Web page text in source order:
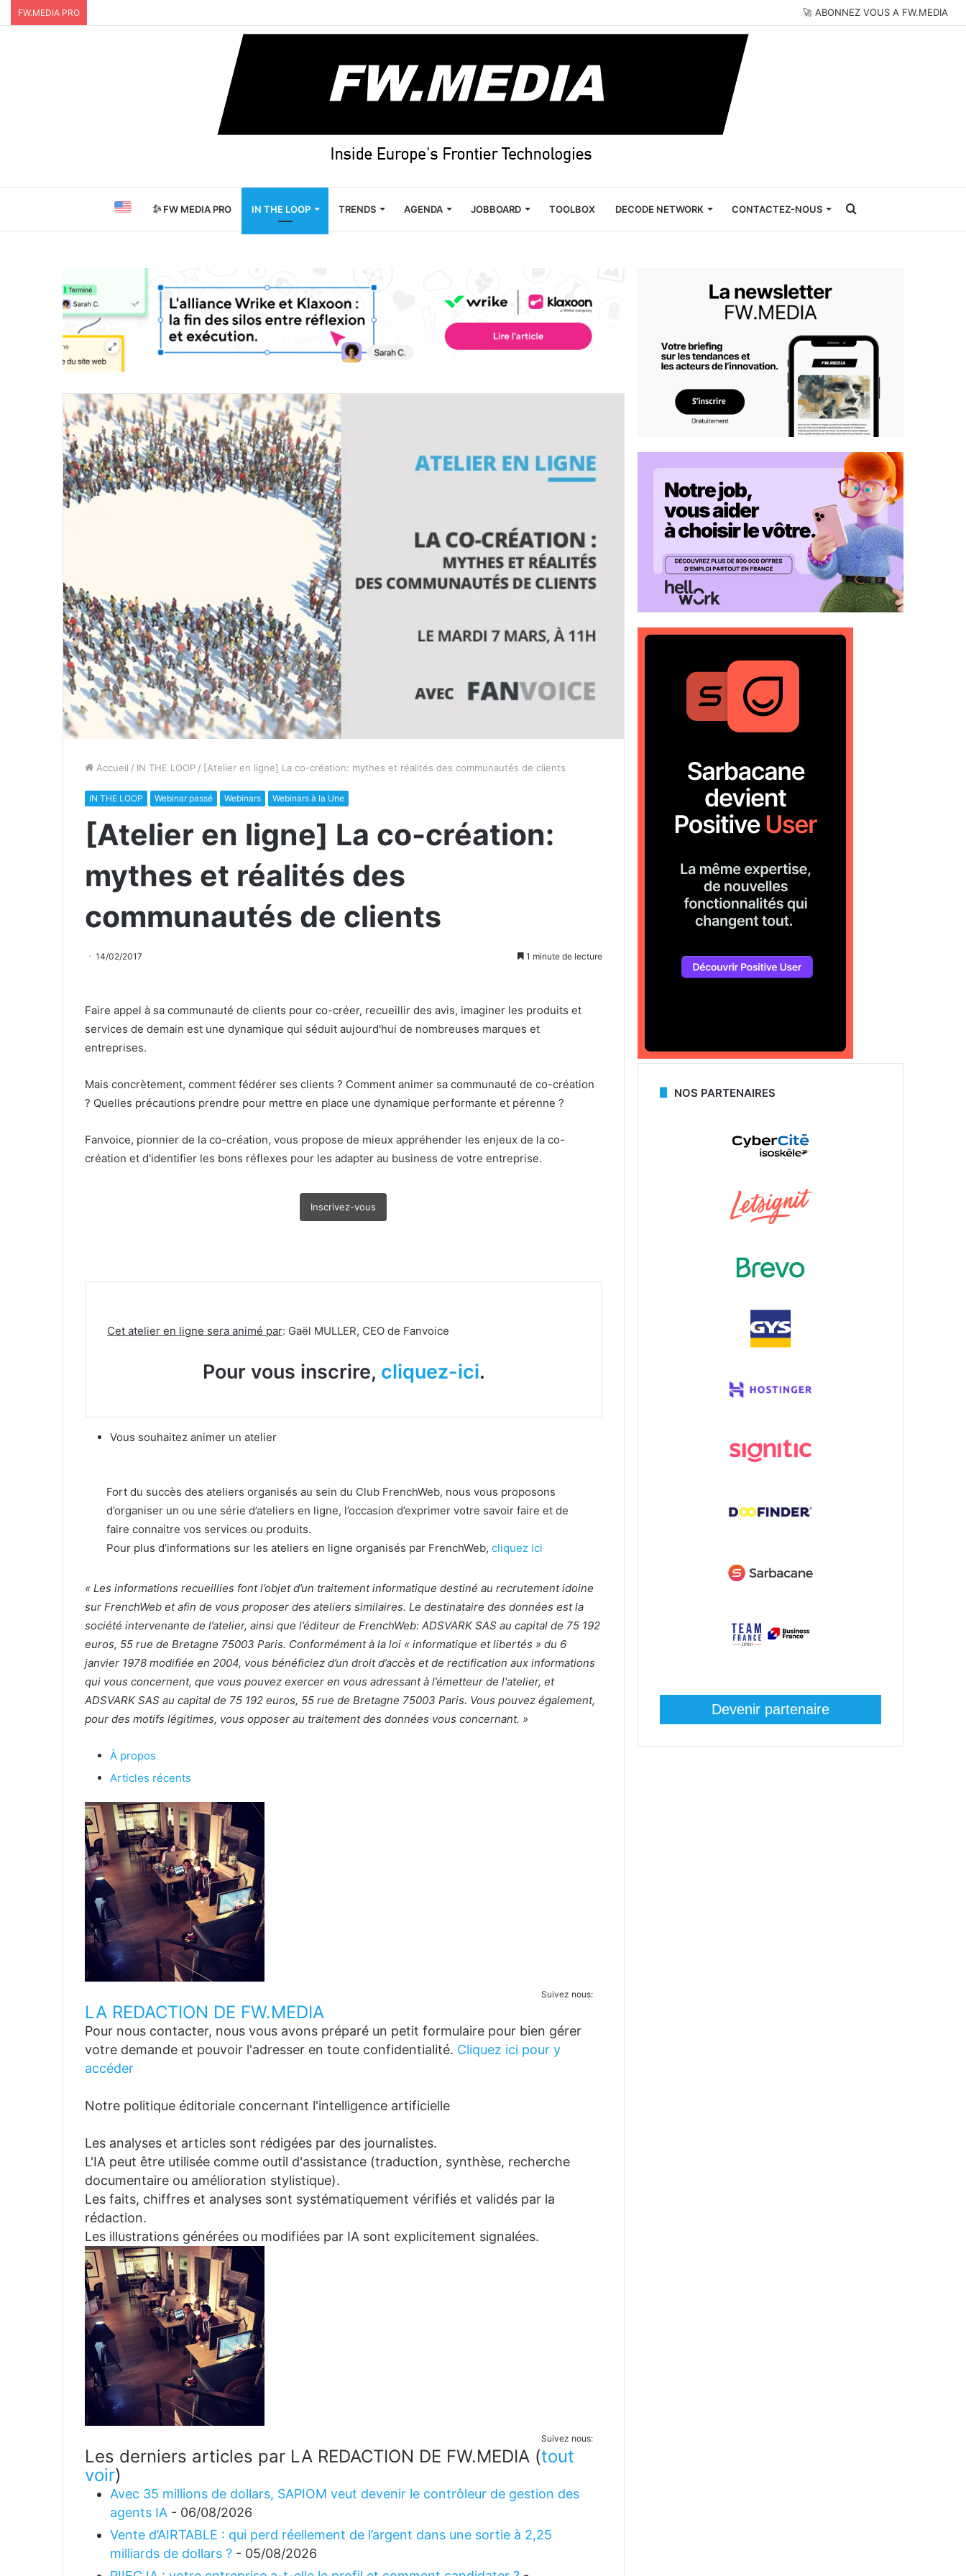
FW.MEDIA PRO 🚀 ABONNEZ VOUS A FW.MEDIA
FW MEDIA PRO IN THE LOOP TRENDS AGENDA JOBBOARD TOOLBOX DECODE NETWORK CONTACTEZ-NOUS Rechercher
Accueil / IN THE LOOP / [Atelier en ligne] La co-création: mythes et réalités des communautés de clients
IN THE LOOP Webinar passé Webinars Webinars à la Une
[Atelier en ligne] La co-création:
mythes et réalités des
communautés de clients
14/02/2017 1 minute de lecture
Faire appel à sa communauté de clients pour co-créer, recueillir des avis, imaginer les produits et
services de demain est une dynamique qui séduit aujourd'hui de nombreuses marques et
entreprises.
Mais concrètement, comment fédérer ses clients ? Comment animer sa communauté de co-création
? Quelles précautions prendre pour mettre en place une dynamique performante et pérenne ?
Fanvoice, pionnier de la co-création, vous propose de mieux appréhender les enjeux de la co-
création et d'identifier les bons réflexes pour les adapter au business de votre entreprise.
Inscrivez-vous
Cet atelier en ligne sera animé par: Gaël MULLER, CEO de Fanvoice
Pour vous inscrire, cliquez-ici.
Vous souhaitez animer un atelier
Fort du succès des ateliers organisés au sein du Club FrenchWeb, nous vous proposons
d’organiser un ou une série d’ateliers en ligne, l’occasion d’exprimer votre savoir faire et de
faire connaitre vos services ou produits.
Pour plus d’informations sur les ateliers en ligne organisés par FrenchWeb, cliquez ici
« Les informations recueillies font l’objet d’un traitement informatique destiné au recrutement idoine
sur FrenchWeb et afin de vous proposer des ateliers similaires. Le destinataire des données est la
société intervenante de l’atelier, ainsi que l’éditeur de FrenchWeb: ADSVARK SAS au capital de 75 192
euros, 55 rue de Bretagne 75003 Paris. Conformément à la loi « informatique et libertés » du 6
janvier 1978 modifiée en 2004, vous bénéficiez d’un droit d’accès et de rectification aux informations
qui vous concernent, que vous pouvez exercer en vous adressant à l’émetteur de l'atelier, et
ADSVARK SAS au capital de 75 192 euros, 55 rue de Bretagne 75003 Paris. Vous pouvez également,
pour des motifs légitimes, vous opposer au traitement des données vous concernant. »
À propos
Articles récents
Suivez nous:
LA REDACTION DE FW.MEDIA
Pour nous contacter, nous vous avons préparé un petit formulaire pour bien gérer
votre demande et pouvoir l'adresser en toute confidentialité. Cliquez ici pour y
accéder
Notre politique éditoriale concernant l'intelligence artificielle
Les analyses et articles sont rédigées par des journalistes.
L'IA peut être utilisée comme outil d'assistance (traduction, synthèse, recherche
documentaire ou amélioration stylistique).
Les faits, chiffres et analyses sont systématiquement vérifiés et validés par la
rédaction.
Les illustrations générées ou modifiées par IA sont explicitement signalées.
Suivez nous:
Les derniers articles par LA REDACTION DE FW.MEDIA (tout
voir)
Avec 35 millions de dollars, SAPIOM veut devenir le contrôleur de gestion des
agents IA - 06/08/2026
Vente d’AIRTABLE : qui perd réellement de l’argent dans une sortie à 2,25
milliards de dollars ? - 05/08/2026
NOS PARTENAIRES
Devenir partenaire